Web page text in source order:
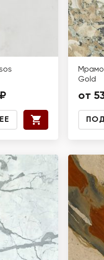
Gold
от